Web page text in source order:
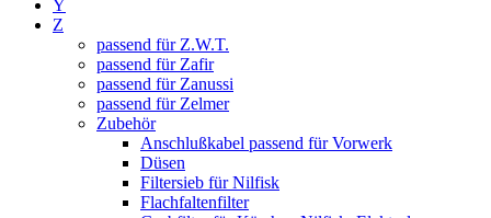
Y
Z
passend für Z.W.T.
passend für Zafir
passend für Zanussi
passend für Zelmer
Zubehör
Anschlußkabel passend für Vorwerk
Düsen
Filtersieb für Nilfisk
Flachfaltenfilter